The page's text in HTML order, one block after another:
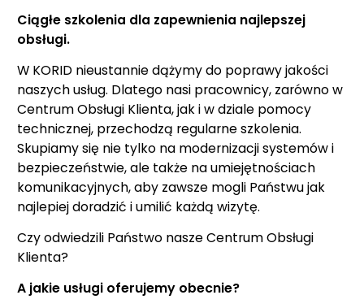
Ciągłe szkolenia dla zapewnienia najlepszej
obsługi.
W KORID nieustannie dążymy do poprawy jakości
naszych usług. Dlatego nasi pracownicy, zarówno w
Centrum Obsługi Klienta, jak i w dziale pomocy
technicznej, przechodzą regularne szkolenia.
Skupiamy się nie tylko na modernizacji systemów i
bezpieczeństwie, ale także na umiejętnościach
komunikacyjnych, aby zawsze mogli Państwu jak
najlepiej doradzić i umilić każdą wizytę.
Czy odwiedzili Państwo nasze Centrum Obsługi
Klienta?
A jakie usługi oferujemy obecnie?